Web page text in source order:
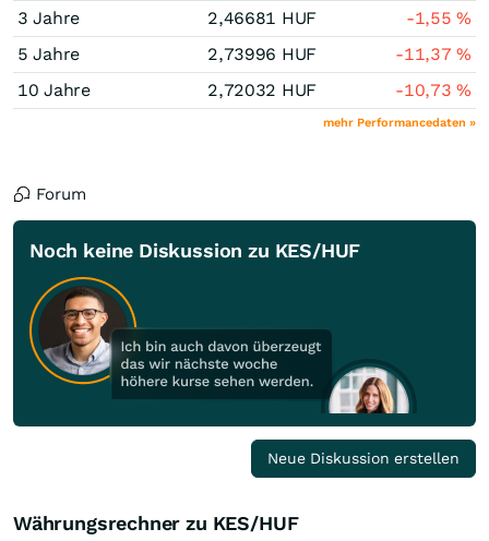
3 Jahre 2,46681 HUF -1,55%
5 Jahre
2,73996 HUF -11,37%
10 Jahre
2,72032 HUF -10,73%
mehr Performancedaten »
Forum
Noch keine Diskussion zu KES/HUF
Neue Diskussion erstellen
Währungsrechner zu KES/HUF